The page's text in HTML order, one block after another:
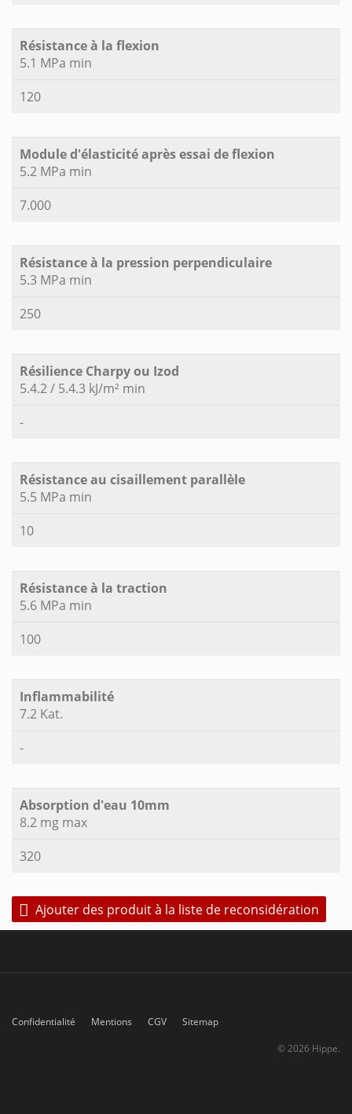
Résistance à la flexion
5.1 MPa min
120
Module d'élasticité après essai de flexion
5.2 MPa min
7.000
Résistance à la pression perpendiculaire
5.3 MPa min
250
Résilience Charpy ou Izod
5.4.2 / 5.4.3 kJ/m² min
-
Résistance au cisaillement parallèle
5.5 MPa min
10
Résistance à la traction
5.6 MPa min
100
Inflammabilité
7.2 Kat.
-
Absorption d'eau 10mm
8.2 mg max
320
Ajouter des produit à la liste de reconsidération
Confidentialité Mentions CGV
Sitemap
© 2026 Hippe.